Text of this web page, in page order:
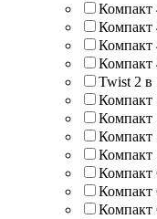
Компакт
Компакт
Компакт
Компакт
Twist 2 в
Компакт
Компакт
Компакт
Компакт
Компакт
Компакт